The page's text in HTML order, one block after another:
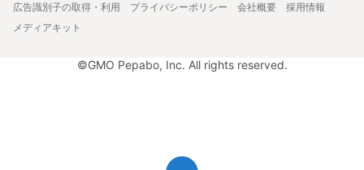
広告識別子の取得・利用
プライバシーポリシー 会社概要
採用情報
メディアキット
©GMO Pepabo, Inc. All rights reserved.